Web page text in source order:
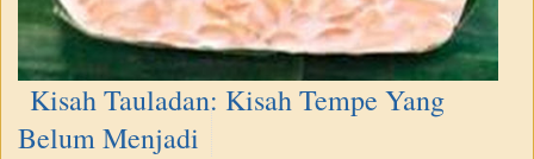
Kisah Tauladan: Kisah Tempe Yang
Belum Menjadi